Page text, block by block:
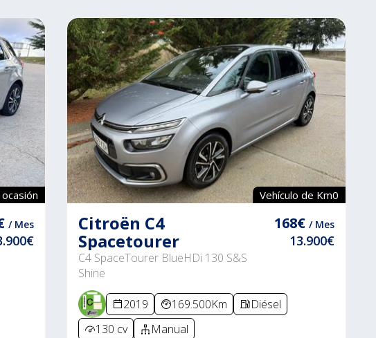
/ Mes
Vehículo de Km0
Citroën C4
Spacetourer
C4 SpaceTourer BlueHDi 130 S&S
Shine
168€ / Mes
13.900€
2019 169.500Km
Diésel
130 cv
Manual